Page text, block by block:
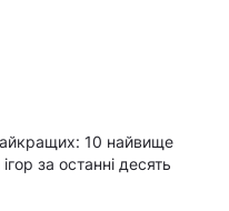
10 найвище
за останні десять